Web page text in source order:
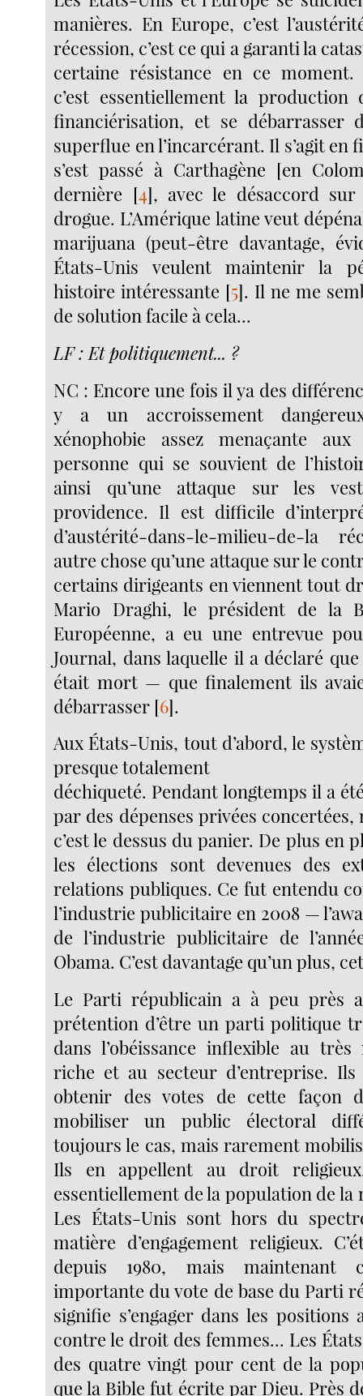
manières. En Europe, c’est
récession, c’est ce qui a garanti la
certaine résistance en ce moment.
c’est essentiellement la production
financiérisation, et se débarrasser
superflue en l’incarcérant. Il s’agit en
s’est passé à Carthagène [en
dernière [4], avec le désaccord
drogue. L’Amérique latine veut
marijuana (peut-être davantage,
États-Unis veulent maintenir la
histoire intéressante [5]. Il ne me
de solution facile à cela...
LF : Et politiquement... ?
NC : Encore une fois il ya des
y a un accroissement
xénophobie assez menaçante
personne qui se souvient de
ainsi qu’une attaque sur les
providence. Il est difficile
d’austérité-dans-le-milieu-de-la
autre chose qu’une attaque sur le
certains dirigeants en viennent tout
Mario Draghi, le président de la
Européenne, a eu une entrevue
Journal, dans laquelle il a déclaré
était mort — que finalement ils
débarrasser [6].
Aux États-Unis, tout d’abord, le
presque totalement
déchiqueté. Pendant longtemps il a
par des dépenses privées
c’est le dessus du panier. De plus en
les élections sont devenues des
relations publiques. Ce fut entendu
l’industrie publicitaire en 2008 —
de l’industrie publicitaire de
Obama. C’est davantage qu’un plus,
Le Parti républicain a à peu près
prétention d’être un parti politique
dans l’obéissance inflexible au
riche et au secteur d’entreprise.
obtenir des votes de cette façon
mobiliser un public électoral
toujours le cas, mais rarement
Ils en appellent au droit
essentiellement de la population de
Les États-Unis sont hors du
matière d’engagement religieux.
depuis 1980, mais maintenant
importante du vote de base du Parti
signifie s’engager dans les
contre le droit des femmes... Les
des quatre vingt pour cent de la
que la Bible fut écrite par Dieu. Près